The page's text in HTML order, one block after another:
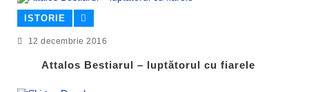
ISTORIE
12 decembrie 2016
Attalos Bestiarul – luptătorul cu fiarele